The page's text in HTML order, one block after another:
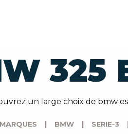
325
un large choix de bmw
| BMW | SERIE-3